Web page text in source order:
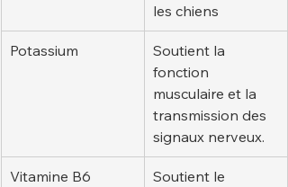
les chiens
Potassium
Soutient la
fonction
musculaire et la
transmission des
signaux nerveux.
Vitamine B6
Soutient le